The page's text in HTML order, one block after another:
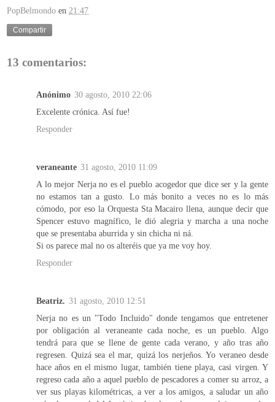
PopBelmondo en 21:47
Compartir
13 comentarios:
Anónimo 30 agosto, 2010 22:06
Excelente crónica. Así fue!
Responder
veraneante 31 agosto, 2010 11:09
A lo mejor Nerja no es el pueblo acogedor que dice ser y la gente
no estamos tan a gusto. Lo más bonito a veces no es lo más
cómodo, por eso la Orquesta Sta Macairo llena, aunque decir que
Spencer estuvo magnífico, le dió alegria y marcha a una noche
que se presentaba aburrida y sin chicha ni ná.
Si os parece mal no os alteréis que ya me voy hoy.
Responder
Beatriz. 31 agosto, 2010 12:51
Nerja no es un "Todo Incluido" donde tengamos que entretener
por obligación al veraneante cada noche, es un pueblo. Algo
tendrá para que se llene de gente cada verano, y año tras año
regresen. Quizá sea el mar, quizá los nerjeños. Yo veraneo desde
hace años en el mismo lugar, también tiene playa, casi virgen. Y
regreso cada año a aquel pueblo de pescadores a comer su arroz, a
ver sus playas kilométricas, a ver a los amigos, a saludar un año